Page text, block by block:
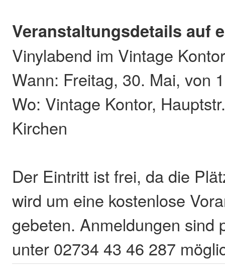
Veranstaltungsdetails auf
Vinylabend im Vintage
Wann: Freitag, 30. Mai, von
Wo: Vintage Kontor,
Kirchen
Der Eintritt ist frei, da die
wird um eine kostenlose
gebeten. Anmeldungen sind
unter 02734 43 46 287